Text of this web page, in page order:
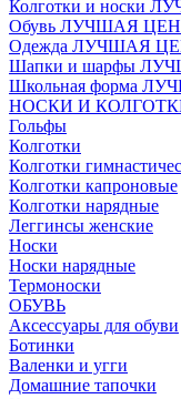
Колготки и носки
Обувь ЛУЧШАЯ
Одежда ЛУЧШАЯ
Шапки и шарфы
Школьная форма
НОСКИ И
Гольфы
Колготки
Колготки
Колготки капроновые
Колготки нарядные
Леггинсы женские
Носки
Носки нарядные
Термоноски
ОБУВЬ
Аксессуары для обуви
Ботинки
Валенки и угги
Домашние тапочки